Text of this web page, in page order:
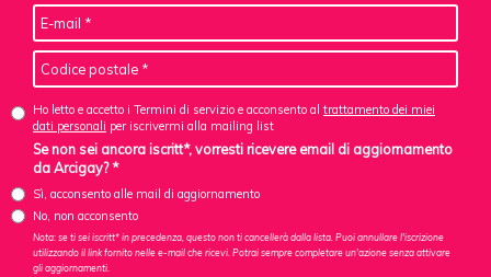
Ho letto e accetto i Termini di servizio e acconsento al trattamento dei miei
dati personali per iscrivermi alla mailing list
Se non sei ancora iscritt*, vorresti ricevere email di aggiornamento
da Arcigay? *
Sì, acconsento alle mail di aggiornamento
No, non acconsento
Nota: se ti sei iscritt* in precedenza, questo non ti cancellerà dalla lista. Puoi annullare l'iscrizione
utilizzando il link fornito nelle e-mail che ricevi. Potrai sempre completare un'azione senza attivare
gli aggiornamenti.